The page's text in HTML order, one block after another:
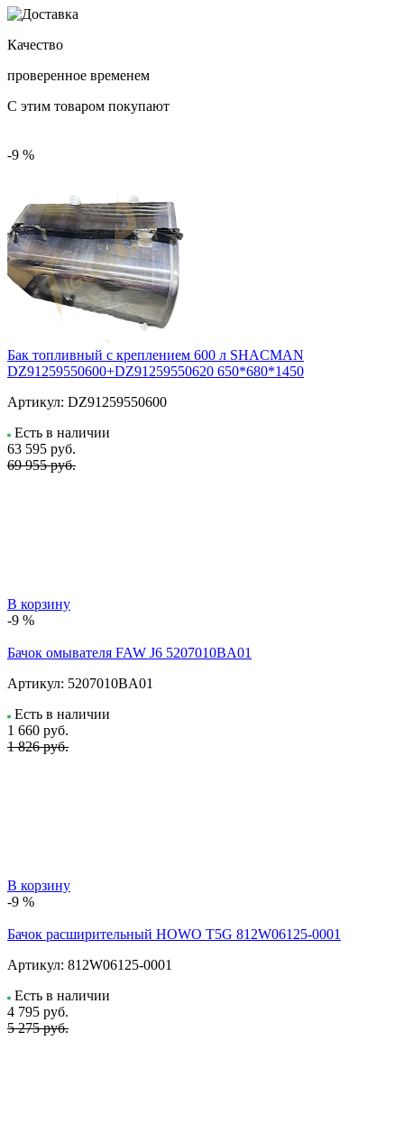
Качество
проверенное временем
С этим товаром покупают
-9 %
Бак топливный с креплением 600 л SHACMAN
DZ91259550600+DZ91259550620 650*680*1450
Артикул: DZ91259550600
Есть в наличии
63 595 руб.
69 955 руб.
В корзину
-9 %
Бачок омывателя FAW J6 5207010BA01
Артикул: 5207010BA01
Есть в наличии
1 660 руб.
1 826 руб.
В корзину
-9 %
Бачок расширительный HOWO T5G 812W06125-0001
Артикул: 812W06125-0001
Есть в наличии
4 795 руб.
5 275 руб.